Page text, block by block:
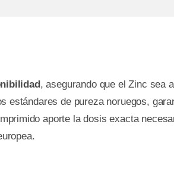
, asegurando que el Zinc sea
estándares de pureza noruegos,
aporte la dosis exacta